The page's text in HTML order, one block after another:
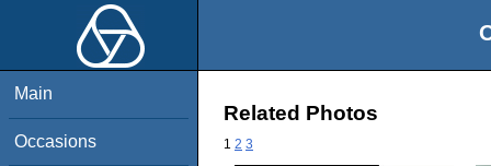
Main
Occasions
Related Photos
1 2 3